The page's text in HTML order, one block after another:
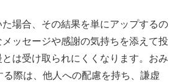
場合、その結果を単にアップするの
ッセージや感謝の気持ちを添えて投
は受け取られにくくなります。おみ
る際は、他人への配慮を持ち、謙虚